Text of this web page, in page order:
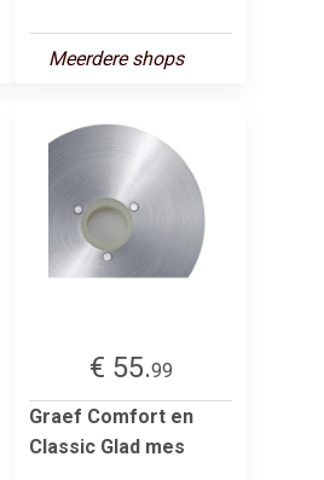
Meerdere shops
€ 55.99
Graef Comfort en
Classic Glad mes